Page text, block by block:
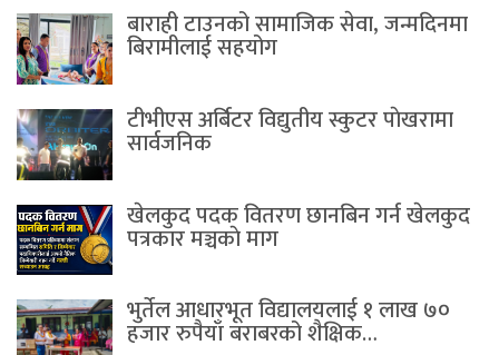
बाराही टाउनको सामाजिक सेवा, जन्मदिनमा
बिरामीलाई सहयोग
टीभीएस अर्बिटर विद्युतीय स्कुटर पाेखरामा
सार्वजनिक
खेलकुद पदक वितरण छानबिन गर्न खेलकुद
पत्रकार मञ्चकाे माग
भुर्तेल आधारभूत विद्यालयलाई १ लाख ७०
हजार रुपैयाँ बराबरको शैक्षिक…